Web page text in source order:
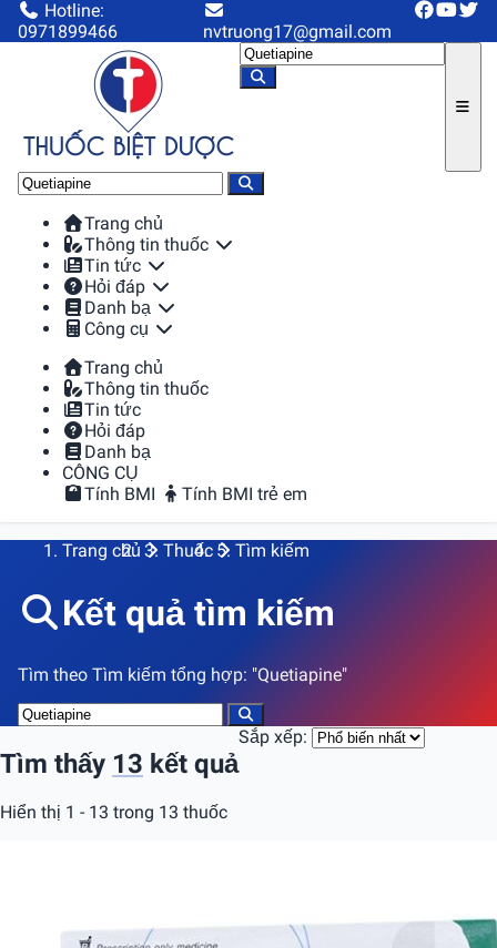
Hotline:
0971899466
nvtruong17@gmail.com
Trang chủ
Thông tin thuốc
Tin tức
Hỏi đáp
Danh bạ
Công cụ
Trang chủ
Thông tin thuốc
Tin tức
Hỏi đáp
Danh bạ
CÔNG CỤ
Tính BMI
Tính BMI trẻ em
Trang chủ Thuốc Tìm kiếm
Kết quả tìm kiếm
Tìm theo Tìm kiếm tổng hợp: "Quetiapine"
Tìm thấy 13 kết quả
Hiển thị 1 - 13 trong 13 thuốc
Sắp xếp: